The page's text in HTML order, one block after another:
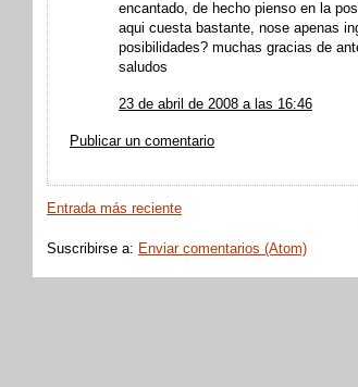
encantado, de hecho pienso en la
aqui cuesta bastante, nose apenas
posibilidades? muchas gracias de
saludos
23 de abril de 2008 a las 16:46
Publicar un comentario
Entrada más reciente
Suscribirse a: Enviar comentarios (Atom)